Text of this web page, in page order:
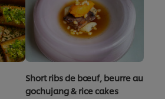
Short ribs de bœuf, beurre au
gochujang & rice cakes